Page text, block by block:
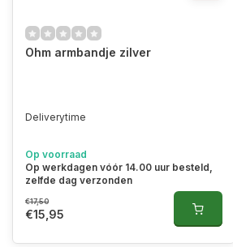
Ohm armbandje zilver
Deliverytime
Op voorraad
Op werkdagen vóór 14.00 uur besteld,
zelfde dag verzonden
€17,50
€15,95